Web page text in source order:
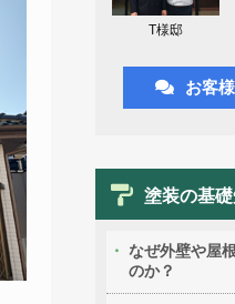
T様邸
お客
塗装の基
なぜ外壁や屋
のか？